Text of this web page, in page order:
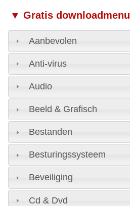
▼ Gratis downloadmenu
Aanbevolen
Anti-virus
Audio
Beeld & Grafisch
Bestanden
Besturingssysteem
Beveiliging
Cd & Dvd